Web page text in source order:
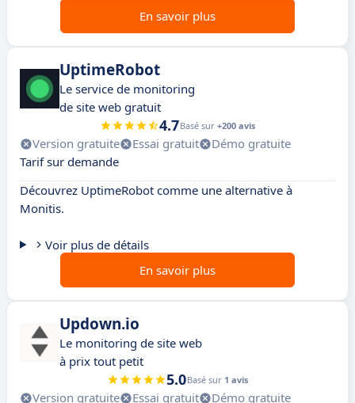
En savoir plus
UptimeRobot
Le service de monitoring
de site web gratuit
4.7Basé sur +200 avis
Version gratuite Essai gratuit
Démo gratuite
Tarif sur demande
Découvrez UptimeRobot comme une alternative à
Monitis.
Voir plus de détails
En savoir plus
Updown.io
Le monitoring de site web
à prix tout petit
5.0Basé sur 1 avis
Version gratuite Essai gratuit
Démo gratuite